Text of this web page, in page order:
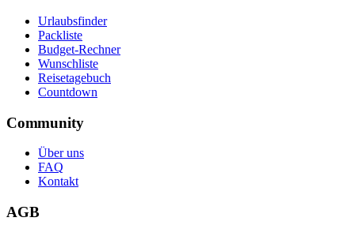
Urlaubsfinder
Packliste
Budget-Rechner
Wunschliste
Reisetagebuch
Countdown
Community
Über uns
FAQ
Kontakt
AGB